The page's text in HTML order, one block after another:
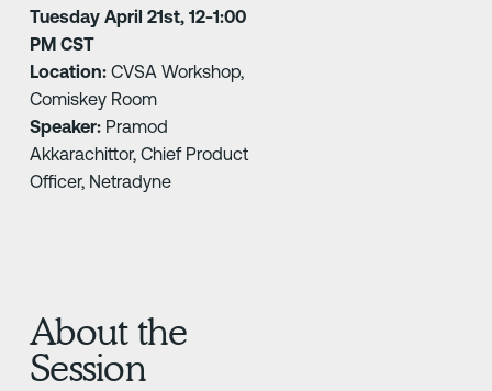
Tuesday April 21st, 12-1:00
PM CST
Location:CVSA Workshop,
Comiskey Room
Speaker:Pramod
Akkarachittor, Chief Product
Officer, Netradyne
About the
Session